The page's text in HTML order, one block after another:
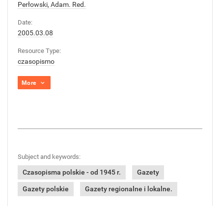
Perłowski, Adam. Red.
Date:
2005.03.08
Resource Type:
czasopismo
More
Subject and keywords:
Czasopisma polskie - od 1945 r. Gazety
Gazety polskie Gazety regionalne i lokalne.